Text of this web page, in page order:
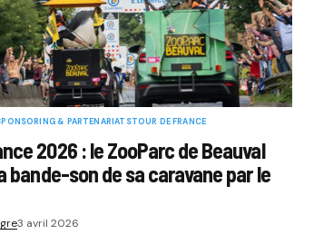
& PARTENARIATSTOUR DE FRANCE
2026 : le ZooParc de Beauval
bande-son de sa caravane par le
3 avril 2026